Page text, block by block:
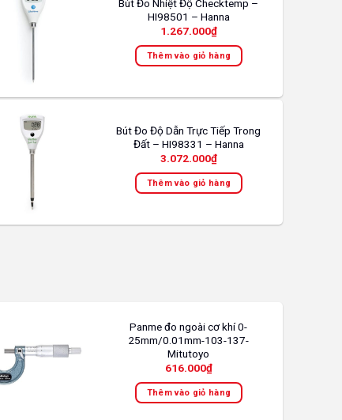
tùy
chọn
có
thể
chọn
trang
sản
phẩm
Bút Đo Nhiệt Độ Checktemp –
HI98501 – Hanna
1.267.000₫
Thêm vào giỏ hàng
Bút Đo Độ Dẫn Trực Tiếp Trong
Đất – HI98331 – Hanna
3.072.000₫
Thêm vào giỏ hàng
Panme đo ngoài cơ khí 0-
25mm/0.01mm-103-137-
Mitutoyo
616.000₫
Thêm vào giỏ hàng